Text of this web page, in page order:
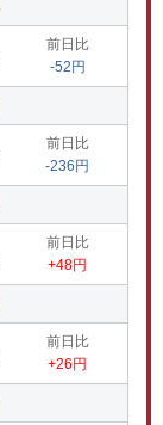
前日比
-52円
前日比
-236円
前日比
+48円
前日比
+26円